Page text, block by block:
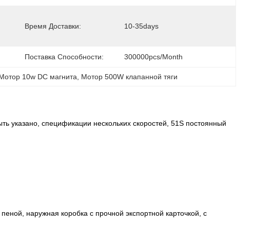
Время Доставки: 10-35days
Поставка Способности: 300000pcs/month
10w DC магнита Мотор 500W клапанной тяги
указано, спецификации нескольких скоростей, 51S постоянный
наружная коробка с прочной экспортной карточкой, с